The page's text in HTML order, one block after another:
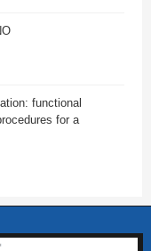
functional
for a